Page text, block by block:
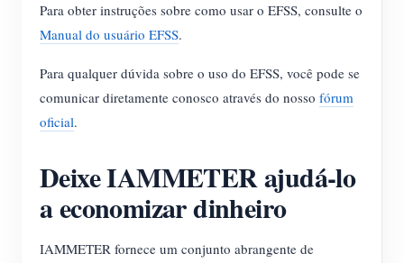
Para obter instruções sobre como usar o EFSS, consulte o
Manual do usuário EFSS.
Para qualquer dúvida sobre o uso do EFSS, você pode se
comunicar diretamente conosco através do nosso fórum
oficial.
Deixe IAMMETER ajudá-lo
a economizar dinheiro
IAMMETER fornece um conjunto abrangente de